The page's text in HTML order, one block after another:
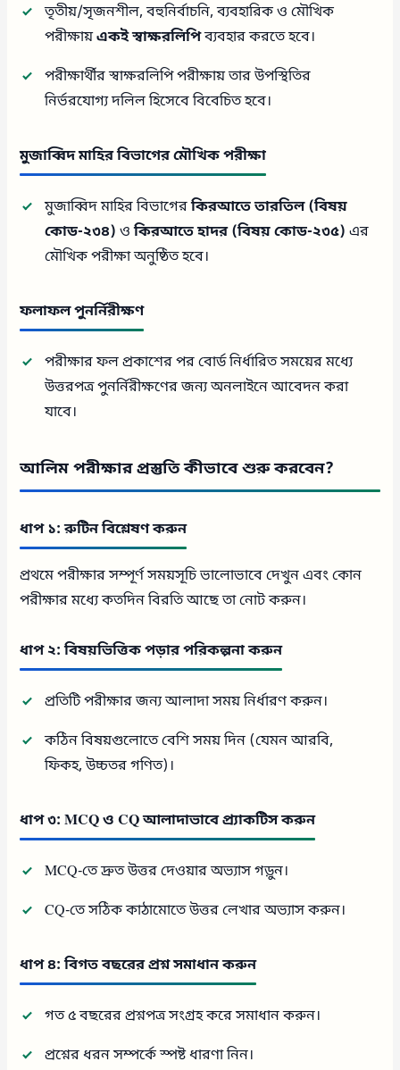
তৃতীয়/সৃজনশীল, বহুনির্বাচনি, ব্যবহারিক ও মৌখিক
পরীক্ষায়একই স্বাক্ষরলিপিব্যবহার করতে হবে।
পরীক্ষার্থীর স্বাক্ষরলিপি পরীক্ষায় তার উপস্থিতির
নির্ভরযোগ্য দলিল হিসেবে বিবেচিত হবে।
মুজাব্বিদ মাহির বিভাগের মৌখিক পরীক্ষা
মুজাব্বিদ মাহির বিভাগেরকিরআতে তারতিল (বিষয়
কোড-২৩৪) ওকিরআতে হাদর (বিষয় কোড-২৩৫) এর
মৌখিক পরীক্ষা অনুষ্ঠিত হবে।
ফলাফল পুনর্নিরীক্ষণ
পরীক্ষার ফল প্রকাশের পর বোর্ড নির্ধারিত সময়ের মধ্যে
উত্তরপত্র পুনর্নিরীক্ষণের জন্য অনলাইনে আবেদন করা
যাবে।
আলিম পরীক্ষার প্রস্তুতি কীভাবে শুরু করবেন?
ধাপ ১: রুটিন বিশ্লেষণ করুন
প্রথমে পরীক্ষার সম্পূর্ণ সময়সূচি ভালোভাবে দেখুন এবং কোন
পরীক্ষার মধ্যে কতদিন বিরতি আছে তা নোট করুন।
ধাপ ২: বিষয়ভিত্তিক পড়ার পরিকল্পনা করুন
প্রতিটি পরীক্ষার জন্য আলাদা সময় নির্ধারণ করুন।
কঠিন বিষয়গুলোতে বেশি সময় দিন (যেমন আরবি,
ফিকহ, উচ্চতর গণিত)।
ধাপ ৩: MCQ ও CQ আলাদাভাবে প্র্যাকটিস করুন
MCQ-তে দ্রুত উত্তর দেওয়ার অভ্যাস গড়ুন।
CQ-তে সঠিক কাঠামোতে উত্তর লেখার অভ্যাস করুন।
ধাপ ৪: বিগত বছরের প্রশ্ন সমাধান করুন
গত ৫ বছরের প্রশ্নপত্র সংগ্রহ করে সমাধান করুন।
প্রশ্নের ধরন সম্পর্কে স্পষ্ট ধারণা নিন।